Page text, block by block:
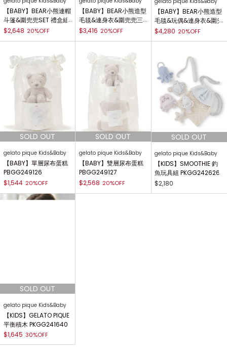
【BABY】BEAR小熊連帽
斗篷&圍兜兜SET 禮盒組
PBGG259068
$2,648 20%OFF
【BABY】BEAR小熊造型
毛毯&連身衣&圍兜兜三
件禮盒組 PBGG259069
$3,416 20%OFF
【BABY】BEAR小熊造型
毛毯&玩偶&連身衣&圍兜
兜四件禮盒組 PBGG259
070
$4,280 20%OFF
gelato pique Kids&Baby
【BABY】單層尿布蛋糕
PBGG249126
$1,544 20%OFF
gelato pique Kids&Baby
【BABY】雙層尿布蛋糕
PBGG249127
$2,568 20%OFF
gelato pique Kids&Baby
【KIDS】SMOOTHIE 釣
魚玩具組 PKGG242626
$2,180
gelato pique Kids&Baby
【KIDS】GELATO PIQUE
平衡積木 PKGG241640
$1,645 30%OFF